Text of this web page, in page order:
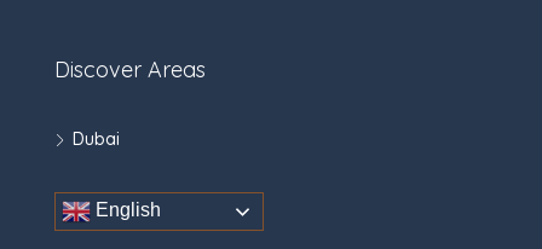
Discover Areas
Dubai
English